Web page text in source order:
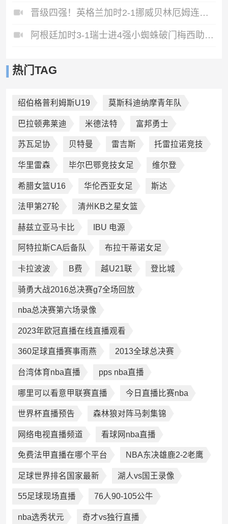
晋级四强！英格兰加时2-1挪威贝林厄姆连场双响谢尔德鲁普破门
阿根廷加时3-1瑞士进4强小蜘蛛破门梅西助攻麦卡恩博洛假摔染红
热门TAG
绍伯格普利姆斯U19 莫斯科迪纳摩青年队
巴拉顿弗莱迪 米德法特 富邦勇士
苏瓦足协 贝特曼 雷吉斯 托雷拉诺竞技
华里雷森 毕尔巴鄂竞技女足 维尔登
希腊女篮U16 华伦西亚女足 斯达
法甲第27轮 清州KB之星女篮
赫兹立亚马卡比 IBU 电源
阿特拉斯CA后备队 布拉干蒂诺女足
卡拉波波 B费 越U21联 登比城
骑勇大战2016总决赛g7全场回放
nba总决赛第六场录像
2023年欧冠直播在线直播观看
360足球直播赛事雨燕 2013全球总决赛
台湾体育nba直播 pps nba直播
哪里可以看意甲联赛直播 今日直播比赛nba
世界杯直播预告 森林狼对阵马刺集锦
网络电视直播频道 看球网nba直播
免费法甲直播在哪个平台 NBA东决雄鹿2-2老鹰
足球世界排名国家最新 湖人vs国王录像
55足球现场直播 76人90-105公牛
nba选秀状元 奇才vs独行直播